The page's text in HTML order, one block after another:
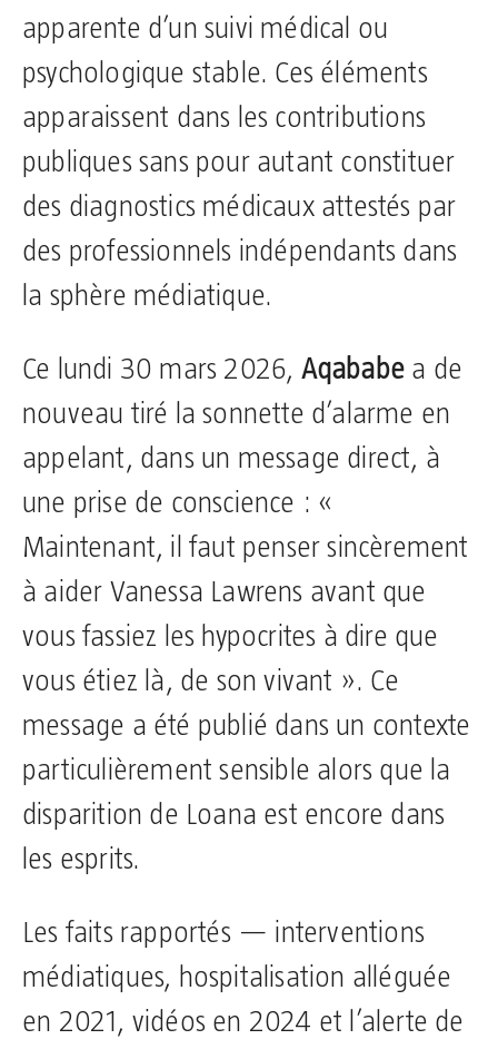
apparente d’un suivi médical ou
psychologique stable. Ces éléments
apparaissent dans les contributions
publiques sans pour autant constituer
des diagnostics médicaux attestés par
des professionnels indépendants dans
la sphère médiatique.
Ce lundi 30 mars 2026, Aqababe a de
nouveau tiré la sonnette d’alarme en
appelant, dans un message direct, à
une prise de conscience : «
Maintenant, il faut penser sincèrement
à aider Vanessa Lawrens avant que
vous fassiez les hypocrites à dire que
vous étiez là, de son vivant ». Ce
message a été publié dans un contexte
particulièrement sensible alors que la
disparition de Loana est encore dans
les esprits.
Les faits rapportés — interventions
médiatiques, hospitalisation alléguée
en 2021, vidéos en 2024 et l’alerte de